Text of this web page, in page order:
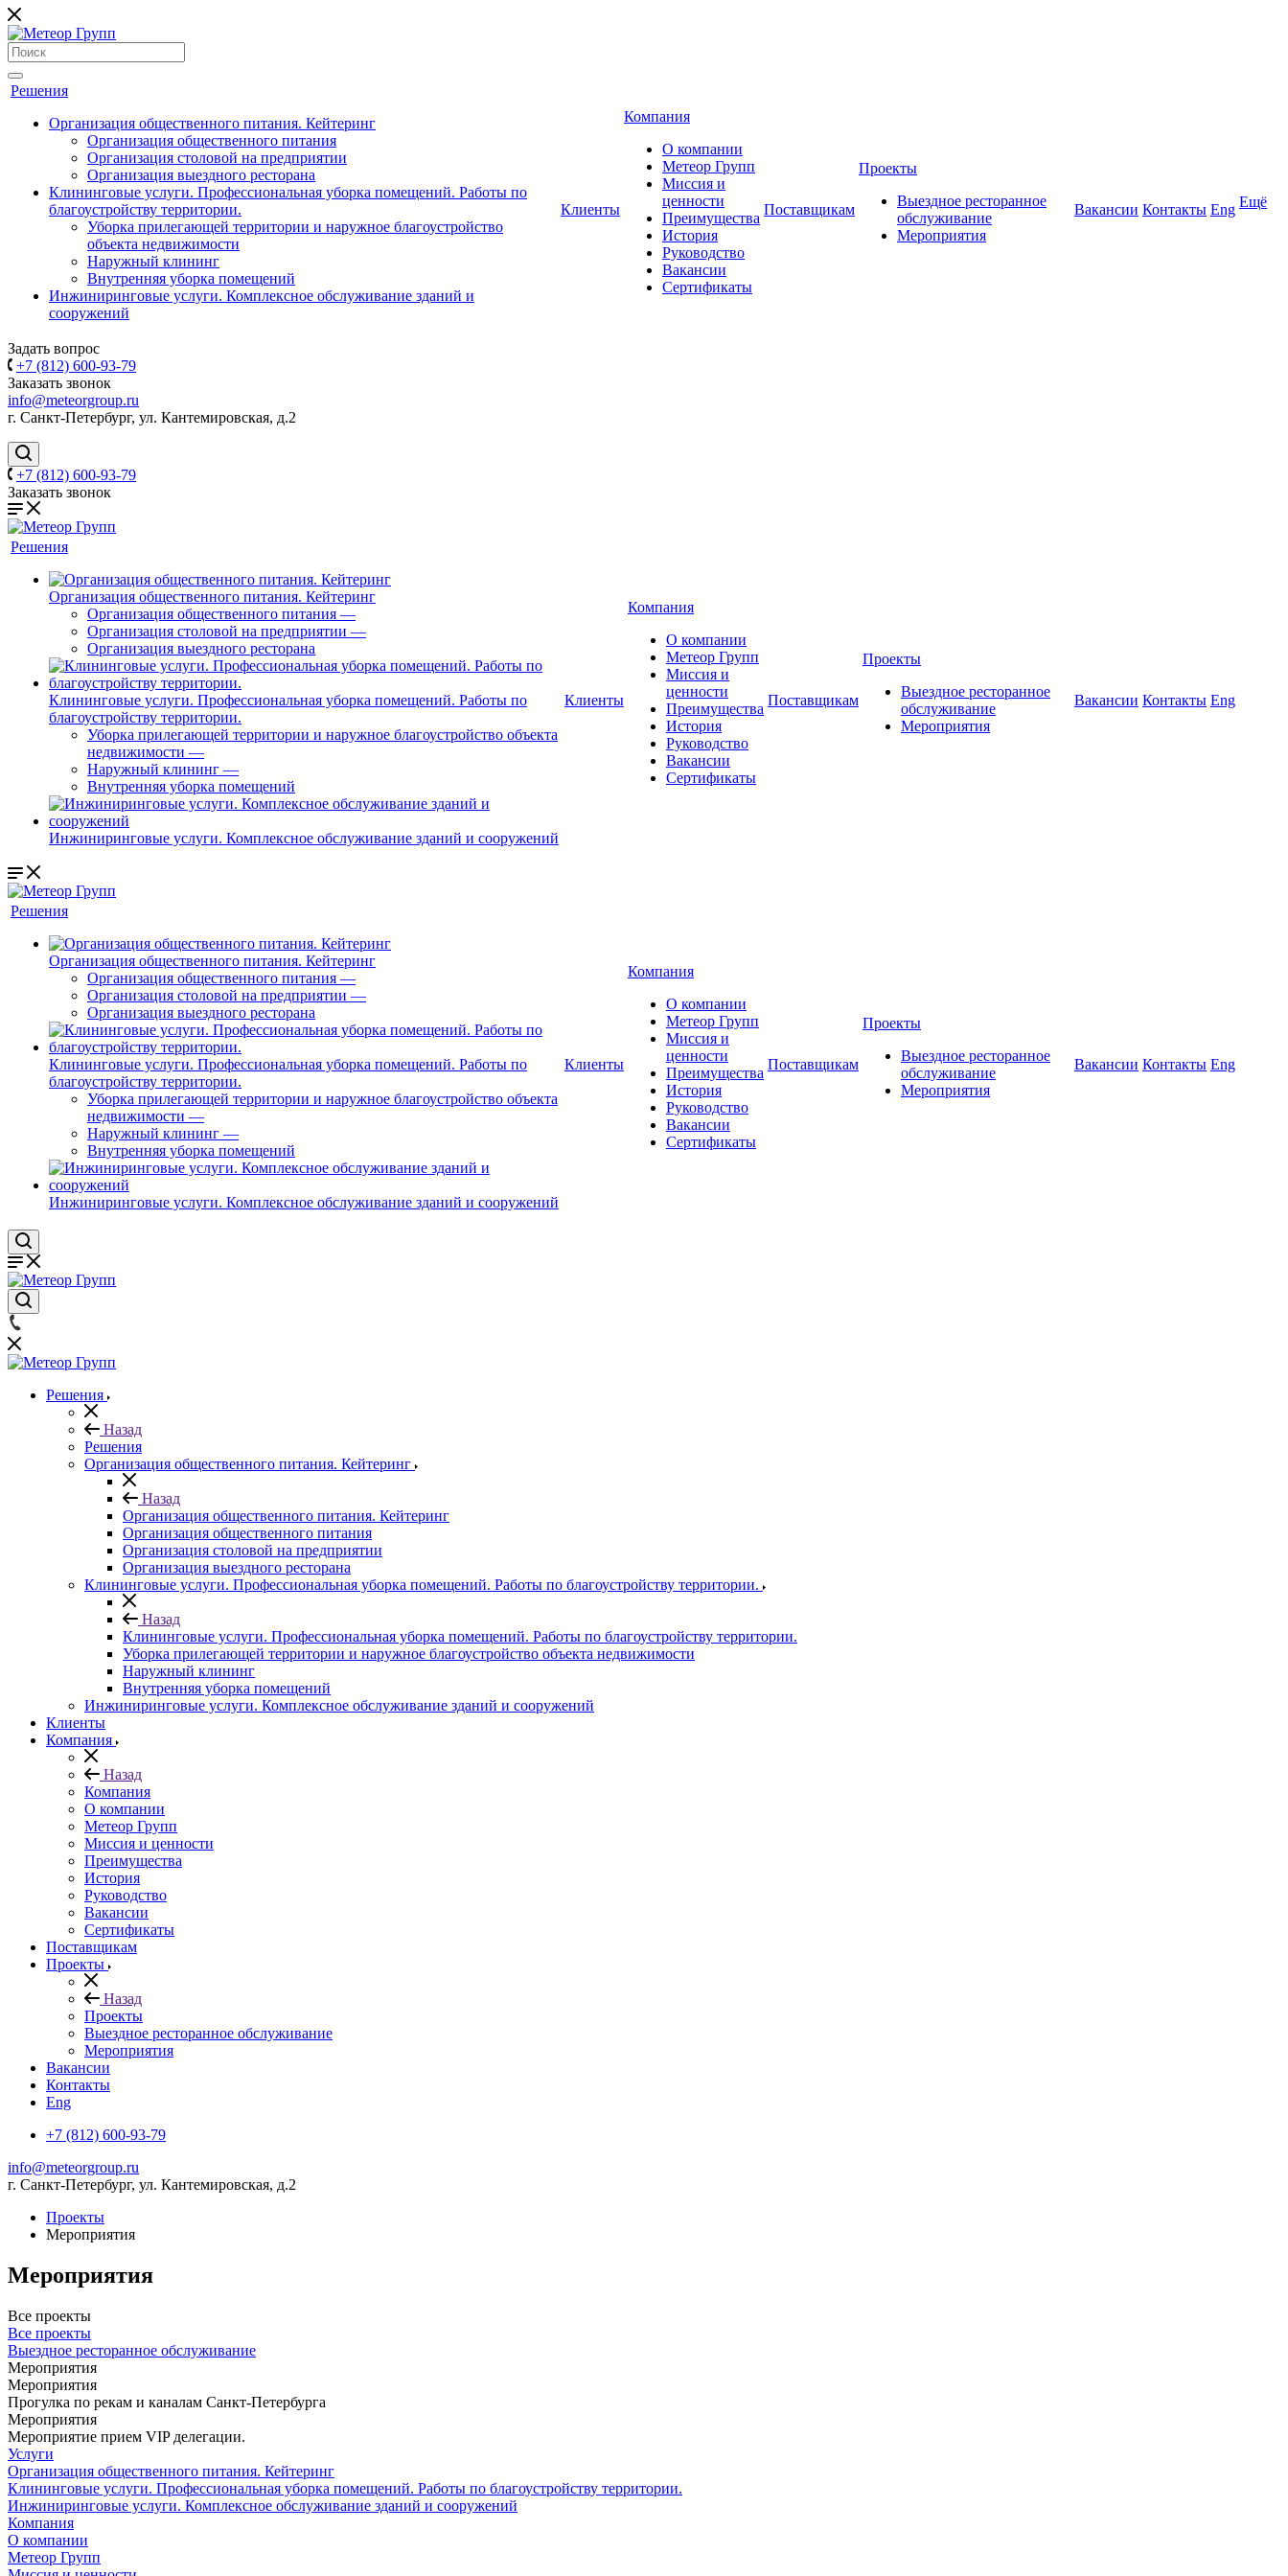
Решения
Организация общественного питания. Кейтеринг
Организация общественного питания
Организация столовой на предприятии
Организация выездного ресторана
Клининговые услуги. Профессиональная уборка помещений. Работы по
благоустройству территории.
Уборка прилегающей территории и наружное благоустройство
объекта недвижимости
Наружный клининг
Внутренняя уборка помещений
Инжиниринговые услуги. Комплексное обслуживание зданий и
сооружений
Клиенты
Компания
О компании
Метеор Групп
Миссия и
ценности
Преимущества
История
Руководство
Вакансии
Сертификаты
Поставщикам
Проекты
Выездное ресторанное
обслуживание
Мероприятия
Вакансии Контакты Eng Ещё
Задать вопрос
+7 (812) 600-93-79
Заказать звонок
info@meteorgroup.ru
г. Санкт-Петербург, ул. Кантемировская, д.2
+7 (812) 600-93-79
Заказать звонок
Решения
Организация общественного питания. Кейтеринг
Организация общественного питания —
Организация столовой на предприятии —
Организация выездного ресторана
Клининговые услуги. Профессиональная уборка помещений. Работы по
благоустройству территории.
Уборка прилегающей территории и наружное благоустройство объекта
недвижимости —
Наружный клининг —
Внутренняя уборка помещений
Инжиниринговые услуги. Комплексное обслуживание зданий и сооружений
Клиенты
Компания
О компании
Метеор Групп
Миссия и
ценности
Преимущества
История
Руководство
Вакансии
Сертификаты
Поставщикам
Проекты
Выездное ресторанное
обслуживание
Мероприятия
Вакансии Контакты Eng
Решения
Организация общественного питания. Кейтеринг
Организация общественного питания —
Организация столовой на предприятии —
Организация выездного ресторана
Клининговые услуги. Профессиональная уборка помещений. Работы по
благоустройству территории.
Уборка прилегающей территории и наружное благоустройство объекта
недвижимости —
Наружный клининг —
Внутренняя уборка помещений
Инжиниринговые услуги. Комплексное обслуживание зданий и сооружений
Клиенты
Компания
О компании
Метеор Групп
Миссия и
ценности
Преимущества
История
Руководство
Вакансии
Сертификаты
Поставщикам
Проекты
Выездное ресторанное
обслуживание
Мероприятия
Вакансии Контакты Eng
Решения
Назад
Решения
Организация общественного питания. Кейтеринг
Назад
Организация общественного питания. Кейтеринг
Организация общественного питания
Организация столовой на предприятии
Организация выездного ресторана
Клининговые услуги. Профессиональная уборка помещений. Работы по благоустройству территории.
Назад
Клининговые услуги. Профессиональная уборка помещений. Работы по благоустройству территории.
Уборка прилегающей территории и наружное благоустройство объекта недвижимости
Наружный клининг
Внутренняя уборка помещений
Инжиниринговые услуги. Комплексное обслуживание зданий и сооружений
Клиенты
Компания
Назад
Компания
О компании
Метеор Групп
Миссия и ценности
Преимущества
История
Руководство
Вакансии
Сертификаты
Поставщикам
Проекты
Назад
Проекты
Выездное ресторанное обслуживание
Мероприятия
Вакансии
Контакты
Eng
+7 (812) 600-93-79
info@meteorgroup.ru
г. Санкт-Петербург, ул. Кантемировская, д.2
Проекты
Мероприятия
Мероприятия
Все проекты
Все проекты
Выездное ресторанное обслуживание
Мероприятия
Мероприятия
Прогулка по рекам и каналам Санкт-Петербурга
Мероприятия
Мероприятие прием VIP делегации.
Услуги
Организация общественного питания. Кейтеринг
Клининговые услуги. Профессиональная уборка помещений. Работы по благоустройству территории.
Инжиниринговые услуги. Комплексное обслуживание зданий и сооружений
Компания
О компании
Метеор Групп